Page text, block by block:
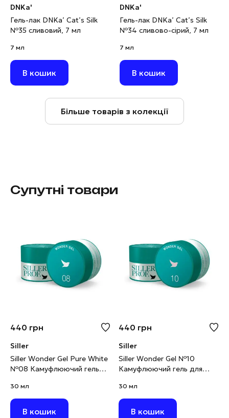
DNKa'
Гель-лак DNKa’ Cat’s Silk
№35 сливовий, 7 мл
7 мл
В кошик
DNKa'
Гель-лак DNKa’ Cat’s Silk
№34 сливово-сірий, 7 мл
7 мл
В кошик
Більше товарів з колекції
Супутні товари
440 грн
Siller
Siller Wonder Gel Pure White
№08 Камуфлюючий гель
за білий, 30 мг
30 мл
В кошик
440 грн
Siller
Siller Wonder Gel №10
Камуфлюючий гель для
хмара, 30 мл
30 мл
В кошик